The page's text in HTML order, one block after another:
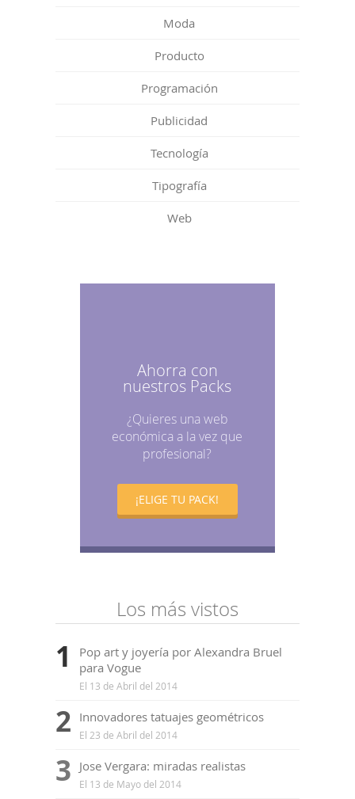
Moda
Producto
Programación
Publicidad
Tecnología
Tipografía
Web
Ahorra con
nuestros Packs
¿Quieres una web
económica a la vez que
profesional?
¡ELIGE TU PACK!
Los más vistos
1
Pop art y joyería por Alexandra Bruel
para Vogue
El 13 de Abril del 2014
2 Innovadores tatuajes geométricos
El 23 de Abril del 2014
3 Jose Vergara: miradas realistas
El 13 de Mayo del 2014